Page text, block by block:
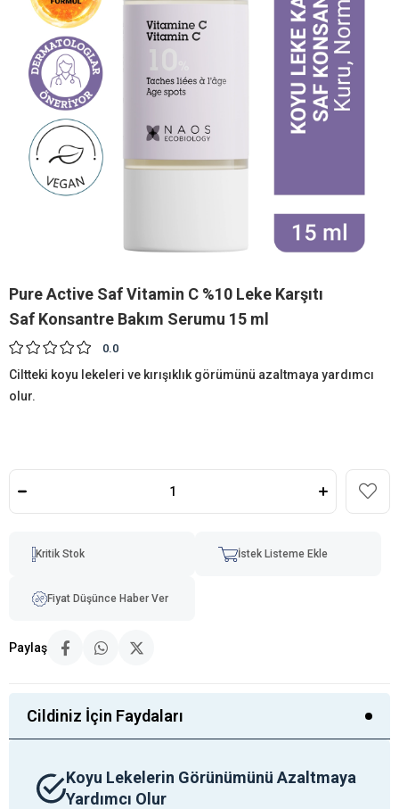
Pure Active Saf Vitamin C %10 Leke Karşıtı
Saf Konsantre Bakım Serumu 15 ml
0.0
Ciltteki koyu lekeleri ve kırışıklık görümünü azaltmaya yardımcı
olur.
Kritik Stok İstek Listeme Ekle
Fiyat Düşünce Haber Ver
Paylaş
Cildiniz İçin Faydaları
Koyu Lekelerin Görünümünü Azaltmaya
Yardımcı Olur